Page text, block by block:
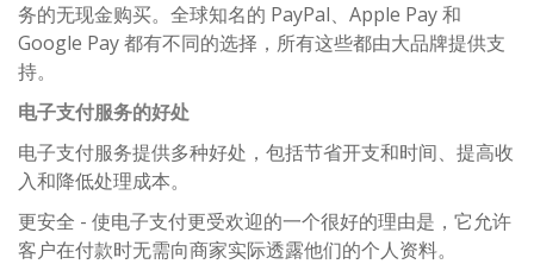
务的无现金购买。全球知名的 PayPal、Apple Pay 和
Google Pay 都有不同的选择，所有这些都由大品牌提供支
持。
电子支付服务的好处
电子支付服务提供多种好处，包括节省开支和时间、提高收
入和降低处理成本。
更安全 - 使电子支付更受欢迎的一个很好的理由是，它允许
客户在付款时无需向商家实际透露他们的个人资料。